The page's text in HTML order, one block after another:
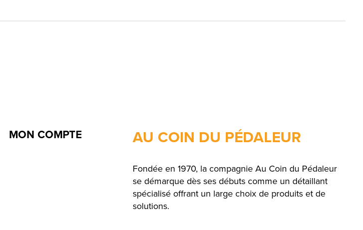
MON COMPTE AU COIN DU PÉDALEUR
Fondée en 1970, la compagnie Au Coin du Pédaleur
se démarque dès ses débuts comme un détaillant
spécialisé offrant un large choix de produits et de
solutions.